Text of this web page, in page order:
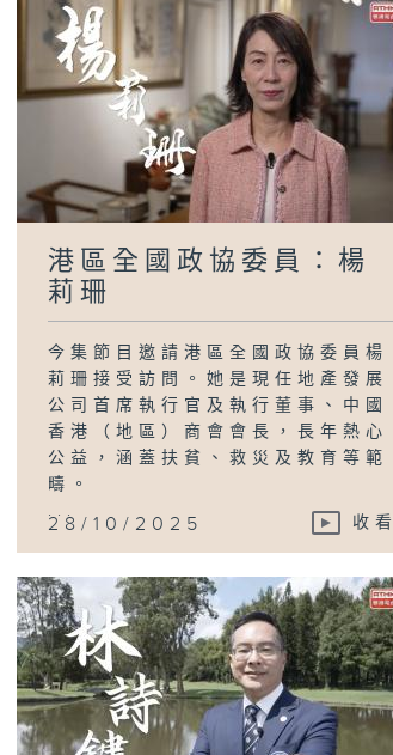
港區全國政協委員：楊
莉珊
今集節目邀請港區全國政協委員楊
莉珊接受訪問。她是現任地產發展
公司首席執行官及執行董事、中國
香港（地區）商會會長，長年熱心
公益，涵蓋扶貧、救災及教育等範
疇。
...
28/10/2025 收看